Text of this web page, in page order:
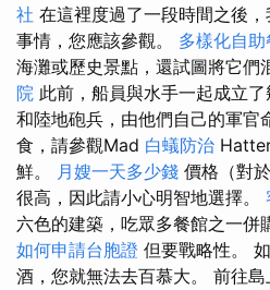
社 在這裡度過了一段時間之後
事情，您應該參觀。 多樣化自
海灘或歷史景點，還試圖將它們
院 此前，船員與水手一起成立
和陸地砲兵，由他們自己的軍官
食，請參觀Mad 白蟻防治
鮮。 月嫂一天多少錢 價格（對
很高，因此請小心明智地選擇。
六色的建築，吃眾多餐館之一併
如何申請台胞證 但要戰略性。
酒，您就無法去百慕大。 前往